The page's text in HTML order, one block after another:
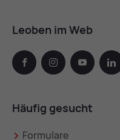
Leoben im Web
facebook instagramyoutube
Häufig gesucht
Formulare